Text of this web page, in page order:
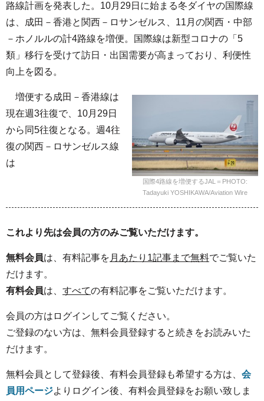
路線計画を発表した。10月29日に始まる冬ダイヤの国際線
は、成田－香港と関西－ロサンゼルス、11月の関西・中部
－ホノルルの計4路線を増便。国際線は新型コロナの「5
類」移行を受けて訪日・出国需要が高まっており、利便性
向上を図る。
国際4路線を増便するJAL＝PHOTO:
Tadayuki YOSHIKAWA/Aviation Wire
増便する成田－香港線は
現在週3往復で、10月29日
から同5往復となる。週4往
復の関西－ロサンゼルス線
は
これより先は会員の方のみご覧いただけます。
無料会員は、有料記事を 月あたり1記事まで無料でご覧いた
だけます。
有料会員は、 すべての有料記事をご覧いただけます。
会員の方はログインしてご覧ください。
ご登録のない方は、無料会員登録すると続きをお読みいた
だけます。
無料会員として登録後、有料会員登録も希望する方は、 会
員用ページよりログイン後、有料会員登録をお願い致しま